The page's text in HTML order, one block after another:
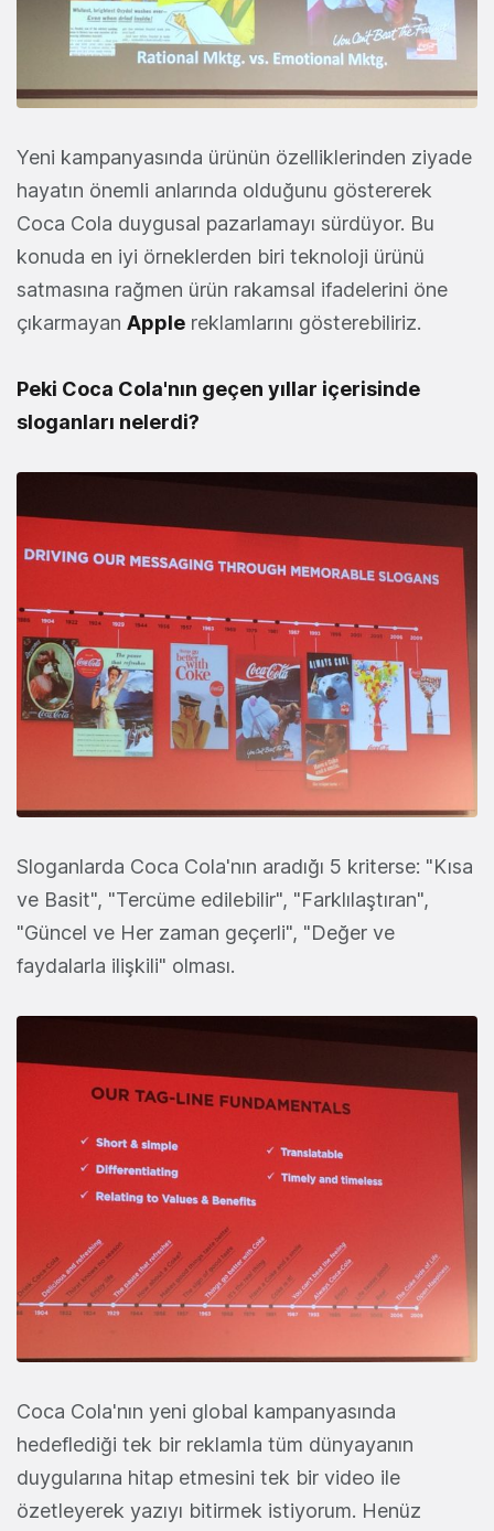
Yeni kampanyasında ürünün özelliklerinden ziyade
hayatın önemli anlarında olduğunu göstererek
Coca Cola duygusal pazarlamayı sürdüyor. Bu
konuda en iyi örneklerden biri teknoloji ürünü
satmasına rağmen ürün rakamsal ifadelerini öne
çıkarmayan Apple reklamlarını gösterebiliriz.
Peki Coca Cola'nın geçen yıllar içerisinde
sloganları nelerdi?
Sloganlarda Coca Cola'nın aradığı 5 kriterse: "Kısa
ve Basit", "Tercüme edilebilir", "Farklılaştıran",
"Güncel ve Her zaman geçerli", "Değer ve
faydalarla ilişkili" olması.
Coca Cola'nın yeni global kampanyasında
hedeflediği tek bir reklamla tüm dünyayanın
duygularına hitap etmesini tek bir video ile
özetleyerek yazıyı bitirmek istiyorum. Henüz